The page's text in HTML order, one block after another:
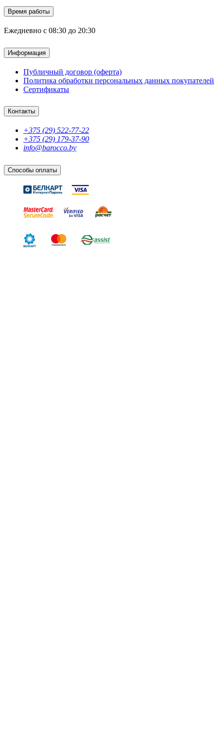
Время работы
Ежедневно с 08:30 до 20:30
Информация
Публичный договор (оферта)
Политика обработки персональных данных покупателей
Сертификаты
Контакты
+375 (29) 522-77-22
+375 (29) 179-37-90
info@barocco.by
Способы оплаты